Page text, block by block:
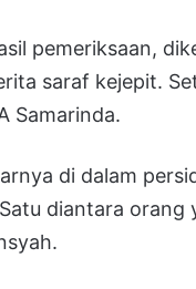
pemeriksaan,
saraf kejepit.
Samarinda.
di dalam
diantara orang